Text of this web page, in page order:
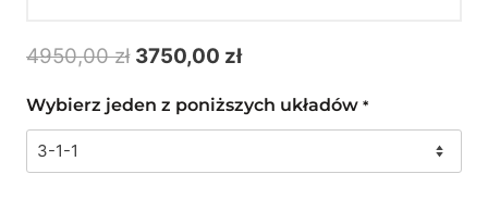
4950,00zł Pierwotna
wynosiła:
3750,00 złAktualna
wynosi:
Wybierz jeden z poniższych układów *